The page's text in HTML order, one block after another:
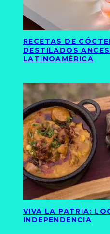
RECETAS DE
DESTILADOS
LATINOAMÉRICA
VIVA LA PATRIA:
INDEPENDENCIA